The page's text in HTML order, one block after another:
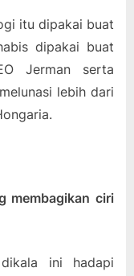
itu dipakai buat
dipakai buat
Jerman serta
lebih dari
membagikan ciri
ini hadapi